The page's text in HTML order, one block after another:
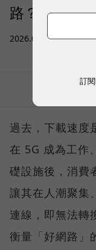
路？
2026.08.03|3C生活
過去，下載速度
在 5G 成為工作
礎設施後，消費
讓其在人潮聚集
連線，即無法轉
衡量「好網路」
訂